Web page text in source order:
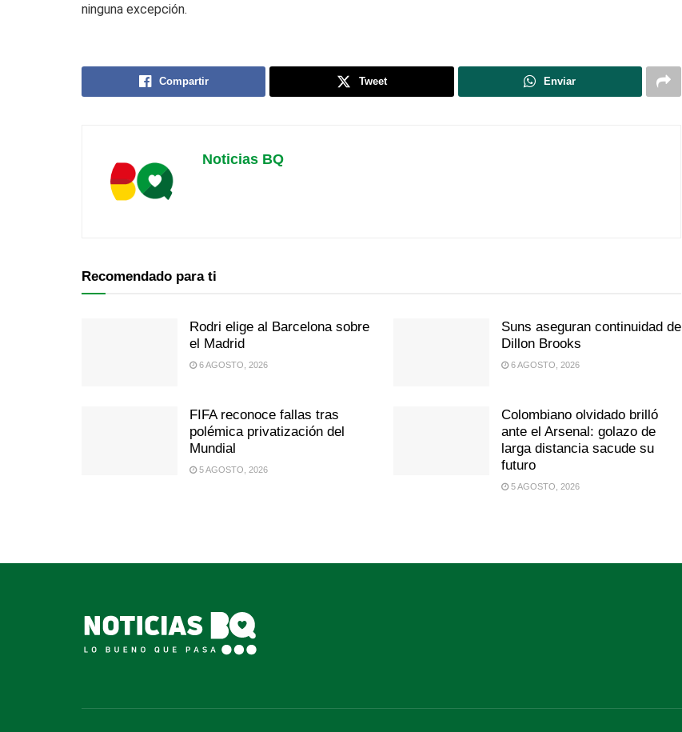
ninguna excepción.
Compartir Tweet Enviar
Noticias BQ
Recomendado para ti
Rodri elige al Barcelona sobre
el Madrid
6 AGOSTO, 2026
Suns aseguran continuidad de
Dillon Brooks
6 AGOSTO, 2026
FIFA reconoce fallas tras
polémica privatización del
Mundial
5 AGOSTO, 2026
Colombiano olvidado brilló
ante el Arsenal: golazo de
larga distancia sacude su
futuro
5 AGOSTO, 2026